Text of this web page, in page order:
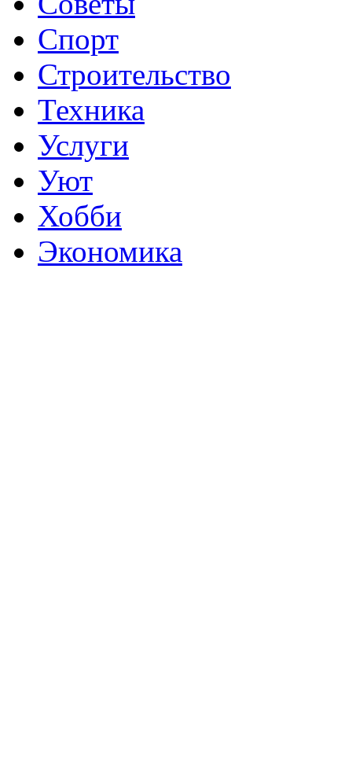
Спорт
Строительство
Техника
Услуги
Уют
Хобби
Экономика